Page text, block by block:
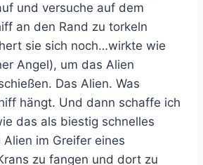
und versuche auf dem
an den Rand zu torkeln
sie sich noch…wirkte wie
Angel), um das Alien
Das Alien. Was
hängt. Und dann schaffe ich
das als biestig schnelles
im Greifer eines
zu fangen und dort zu